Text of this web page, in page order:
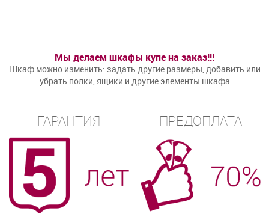
Мы делаем шкафы купе на заказ!!!
Шкаф можно изменить: задать другие размеры, добавить или
убрать полки, ящики и другие элементы шкафа
ГАРАНТИЯ ПРЕДОПЛАТА